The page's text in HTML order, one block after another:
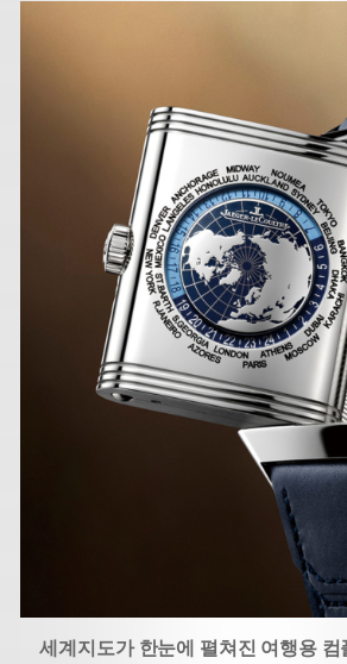
세계지도가 한눈에 펼쳐진 여행용 컴